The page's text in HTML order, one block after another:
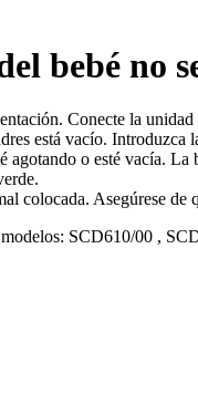
bebé no
Conecte la
está vacío. Introduzca
agotando o esté vacía.
colocada. Asegúrese
SCD610/00 ,